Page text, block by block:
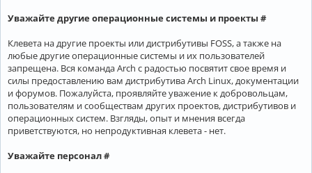
Уважайте другие операционные системы и проекты #
Клевета на другие проекты или дистрибутивы FOSS, а также на
любые другие операционные системы и их пользователей
запрещена. Вся команда Arch с радостью посвятит свое время и
силы предоставлению вам дистрибутива Arch Linux, документации
и форумов. Пожалуйста, проявляйте уважение к добровольцам,
пользователям и сообществам других проектов, дистрибутивов и
операционных систем. Взгляды, опыт и мнения всегда
приветствуются, но непродуктивная клевета - нет.
Уважайте персонал #